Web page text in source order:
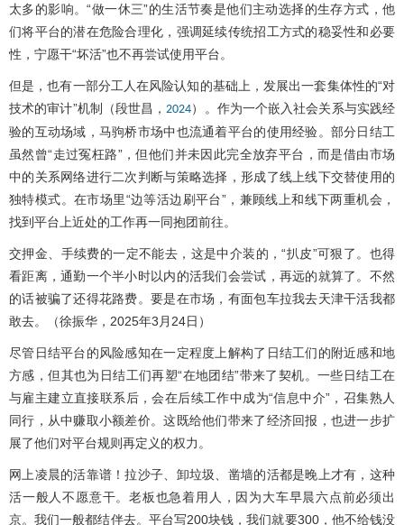
太多的影响。“做一休三”的生活节奏是他们主动选择的生存方式，他
们将平台的潜在危险合理化，强调延续传统招工方式的稳妥性和必要
性，宁愿干“坏活”也不再尝试使用平台。
但是，也有一部分工人在风险认知的基础上，发展出一套集体性的“对
技术的审计”机制（段世昌， 2024）。作为一个嵌入社会关系与实践经
验的互动场域，马驹桥市场中也流通着平台的使用经验。部分日结工
虽然曾“走过冤枉路”，但他们并未因此完全放弃平台，而是借由市场
中的关系网络进行二次判断与策略选择，形成了线上线下交替使用的
独特模式。在市场里“边等活边刷平台”，兼顾线上和线下两重机会，
找到平台上近处的工作再一同抱团前往。
交押金、手续费的一定不能去，这是中介装的，“扒皮”可狠了。也得
看距离，通勤一个半小时以内的活我们会尝试，再远的就算了。不然
的话被骗了还得花路费。要是在市场，有面包车拉我去天津干活我都
敢去。（徐振华，2025年3月24日）
尽管日结平台的风险感知在一定程度上解构了日结工们的附近感和地
方感，但其也为日结工们再塑“在地团结”带来了契机。一些日结工在
与雇主建立直接联系后，会在后续工作中成为“信息中介”，召集熟人
同行，从中赚取小额差价。这既给他们带来了经济回报，也进一步扩
展了他们对平台规则再定义的权力。
网上凌晨的活靠谱！拉沙子、卸垃圾、凿墙的活都是晚上才有，这种
活一般人不愿意干。老板也急着用人，因为大车早晨六点前必须出
京。我们一般都结伴去。平台写200块钱，我们就要300，他不给钱没